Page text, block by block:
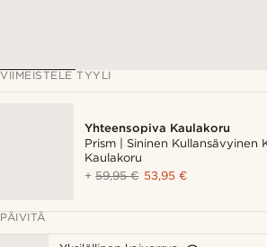
VIIMEISTELE TYYLI
Yhteensopiva Kaulakoru
Prism | Sininen Kullansävyinen
Kaulakoru
+59,95 € 53,95 €
PÄIVITÄ